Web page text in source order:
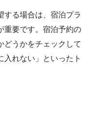
する場合は、宿泊プラ
重要です。宿泊予約の
どうかをチェックして
入れない」といったト